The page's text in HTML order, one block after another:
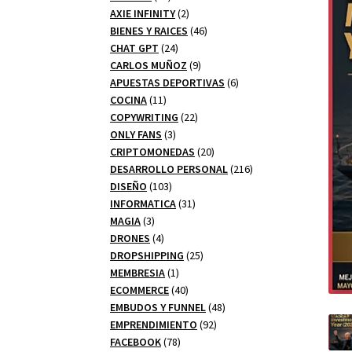
productos
AXIE INFINITY 22
productos
BIENES Y RAICES 4646
CHAT GPT 2424
productos
CARLOS MUÑOZ 99
productos
APUESTAS DEPORTIVAS 66
COCINA 1111
productos
COPYWRITING 2222
ONLY FANS 33
productos
CRIPTOMONEDAS 2020
productos
DESARROLLO PERSONAL 216216
DISEÑO 103103
productos
INFORMATICA 3131
MAGIA 33
productos
DRONES 44
productos
DROPSHIPPING 2525
MEMBRESIA 11
producto
ECOMMERCE 4040
productos
EMBUDOS Y FUNNEL 4848
EMPRENDIMIENTO 9292
FACEBOOK 7878